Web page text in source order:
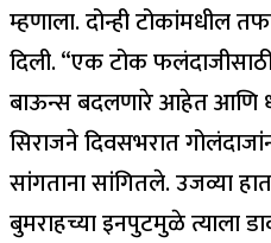
म्हणाला.दोन्ही टोकांमधील
दिली. “एक टोक
बाऊन्स बदलणारे आहेत आणि
सिराजने दिवसभरात
सांगताना सांगितले.उजव्या
बुमराहच्या इनपुटमुळे त्याला